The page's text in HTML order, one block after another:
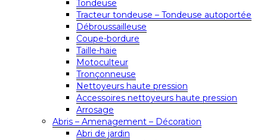
Tondeuse
Tracteur tondeuse – Tondeuse autoportée
Débroussailleuse
Coupe-bordure
Taille-haie
Motoculteur
Tronçonneuse
Nettoyeurs haute pression
Accessoires nettoyeurs haute pression
Arrosage
Abris – Amenagement – Décoration
Abri de jardin